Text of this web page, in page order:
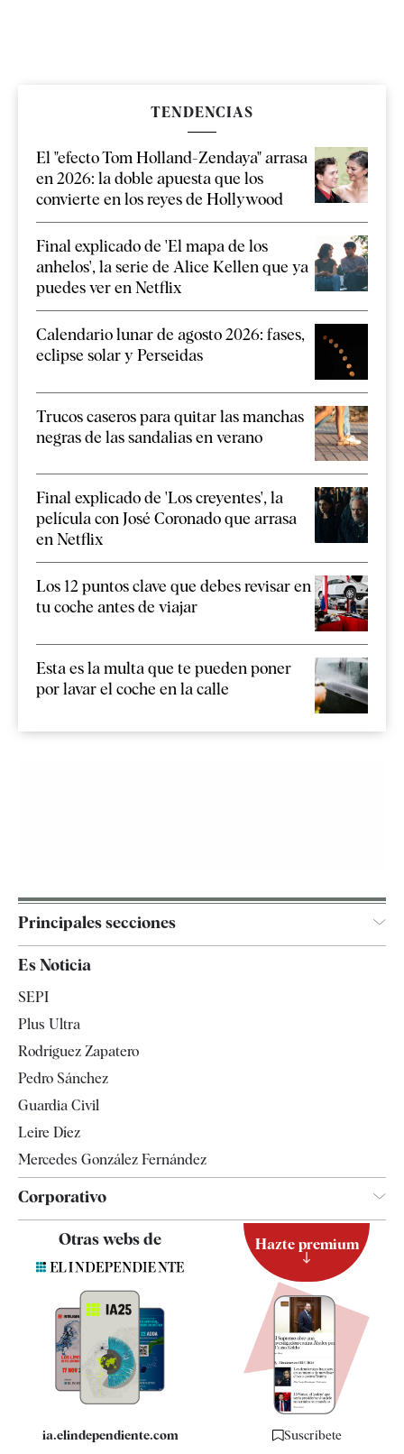
TENDENCIAS
El "efecto Tom Holland-Zendaya" arrasa
en 2026: la doble apuesta que los
convierte en los reyes de Hollywood
Final explicado de 'El mapa de los
anhelos', la serie de Alice Kellen que ya
puedes ver en Netflix
Calendario lunar de agosto 2026: fases,
eclipse solar y Perseidas
Trucos caseros para quitar las manchas
negras de las sandalias en verano
Final explicado de 'Los creyentes', la
película con José Coronado que arrasa
en Netflix
Los 12 puntos clave que debes revisar en
tu coche antes de viajar
Esta es la multa que te pueden poner
por lavar el coche en la calle
Principales secciones
Televisión
Es Noticia
SEPI
Plus Ultra
Rodríguez Zapatero
Pedro Sánchez
Guardia Civil
Leire Díez
Mercedes González Fernández
Corporativo
Quiénes somos
Especificaciones
Otras webs de
ia.elindependiente.com
Hazte premium
Suscríbete